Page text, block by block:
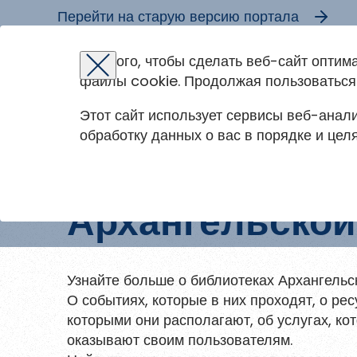
Перейти на старую версию портала
Коллегам
Читателям
Главная
События
Узнайте больше о библиотеках
О событиях, которые в них проходят, о
которыми они располагают, об услугах,
оказывают своим пользователям.
Для того, чтобы сделать веб-сайт
файлы cookie. Продолжая
Этот сайт использует сервисы веб-
обработку данных о вас в порядке и
Читателям Коллегам
Авторизация
Для того чтобы получить доступ к
документам и записям вебинаров
авторизоваться.
Запомнить меня
Восстановление пароля
на портале. На неё мы отправим ссылку
восстановления пароля.
Зарегистрированные пользователи
сценариям мероприятий,
Вы успешно зарегистрированы!
войтиилизарегистрироваться